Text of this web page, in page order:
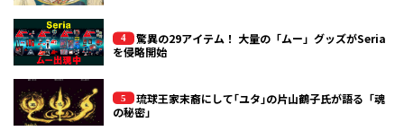
驚異の29アイテム！ 大量の「ムー」グッズがSeria
を侵略開始
琉球王家末裔にして｢ユタ｣の片山鶴子氏が語る「魂
の秘密」